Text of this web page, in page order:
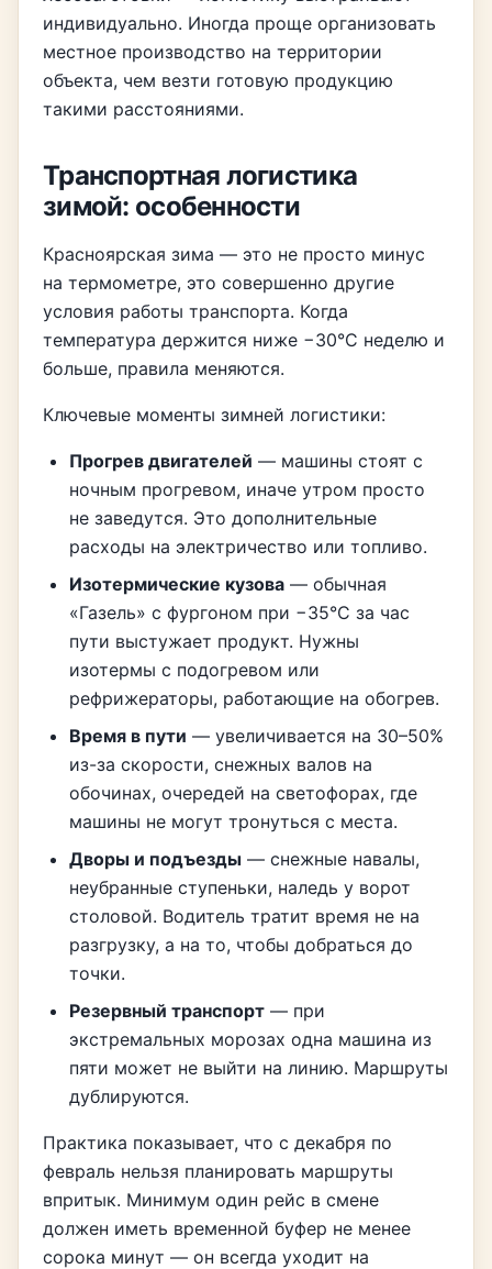
индивидуально. Иногда проще организовать
местное производство на территории
объекта, чем везти готовую продукцию
такими расстояниями.
Транспортная логистика
зимой: особенности
Красноярская зима — это не просто минус
на термометре, это совершенно другие
условия работы транспорта. Когда
температура держится ниже −30°C неделю и
больше, правила меняются.
Ключевые моменты зимней логистики:
Прогрев двигателей — машины стоят с
ночным прогревом, иначе утром просто
не заведутся. Это дополнительные
расходы на электричество или топливо.
Изотермические кузова — обычная
«Газель» с фургоном при −35°C за час
пути выстужает продукт. Нужны
изотермы с подогревом или
рефрижераторы, работающие на обогрев.
Время в пути — увеличивается на 30–50%
из-за скорости, снежных валов на
обочинах, очередей на светофорах, где
машины не могут тронуться с места.
Дворы и подъезды — снежные навалы,
неубранные ступеньки, наледь у ворот
столовой. Водитель тратит время не на
разгрузку, а на то, чтобы добраться до
точки.
Резервный транспорт — при
экстремальных морозах одна машина из
пяти может не выйти на линию. Маршруты
дублируются.
Практика показывает, что с декабря по
февраль нельзя планировать маршруты
впритык. Минимум один рейс в смене
должен иметь временной буфер не менее
сорока минут — он всегда уходит на